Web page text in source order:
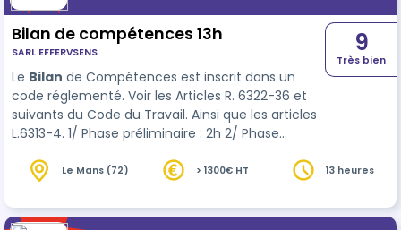
Bilan de compétences 13h
SARL EFFERVSENS
Le Bilan de Compétences est inscrit dans un
code réglementé. Voir les Articles R. 6322-36 et
suivants du Code du Travail. Ainsi que les articles
L.6313-4. 1/ Phase préliminaire : 2h 2/ Phase
suivi : …
9
Très bien
Le Mans (72) > 1300€ HT 13 heures